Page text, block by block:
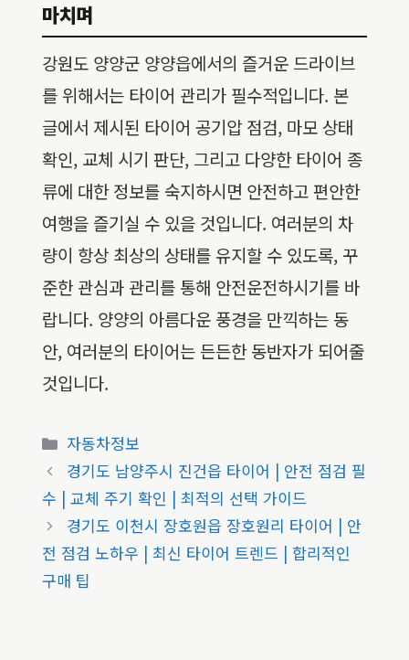
마치며
강원도 양양군 양양읍에서의 즐거운 드라이브
를 위해서는 타이어 관리가 필수적입니다. 본
글에서 제시된 타이어 공기압 점검, 마모 상태
확인, 교체 시기 판단, 그리고 다양한 타이어 종
류에 대한 정보를 숙지하시면 안전하고 편안한
여행을 즐기실 수 있을 것입니다. 여러분의 차
량이 항상 최상의 상태를 유지할 수 있도록, 꾸
준한 관심과 관리를 통해 안전운전하시기를 바
랍니다. 양양의 아름다운 풍경을 만끽하는 동
안, 여러분의 타이어는 든든한 동반자가 되어줄
것입니다.
카
테
고
리
자동차정보
경기도 남양주시 진건읍 타이어 | 안전 점검 필
수 | 교체 주기 확인 | 최적의 선택 가이드
경기도 이천시 장호원읍 장호원리 타이어 | 안
전 점검 노하우 | 최신 타이어 트렌드 | 합리적인
구매 팁